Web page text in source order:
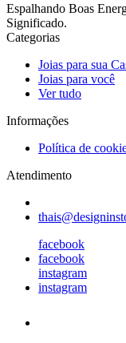
Espalhando Boas
Significado.
Categorias
Joias para sua
Joias para você
Ver tudo
Informações
Política de
Atendimento
facebook
facebook
instagram
instagram